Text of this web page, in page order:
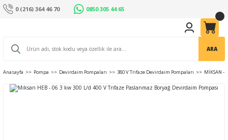
0 (216) 364 46 70 0850 305 44 65
ARA
Anasayfa Pompa Devirdaim Pompaları 380 V Trifaze Devirdaim Pompaları MİKSAN -